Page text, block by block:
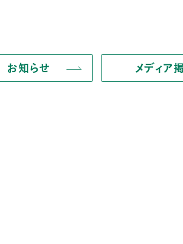
お知らせ メディア